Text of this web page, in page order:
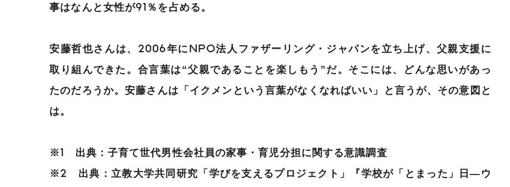
事はなんと女性が91％を占める。
安藤哲也さんは、2006年にNPO法人ファザーリング・ジャパンを立ち上げ、父親支援に
取り組んできた。合言葉は“父親であることを楽しもう”だ。そこには、どんな思いがあっ
たのだろうか。安藤さんは「イクメンという言葉がなくなればいい」と言うが、その意図と
は。
※1 出典：子育て世代男性会社員の家事・育児分担に関する意識調査
※2 出典：立教大学共同研究「学びを支えるプロジェクト」『学校が「とまった」日―ウ